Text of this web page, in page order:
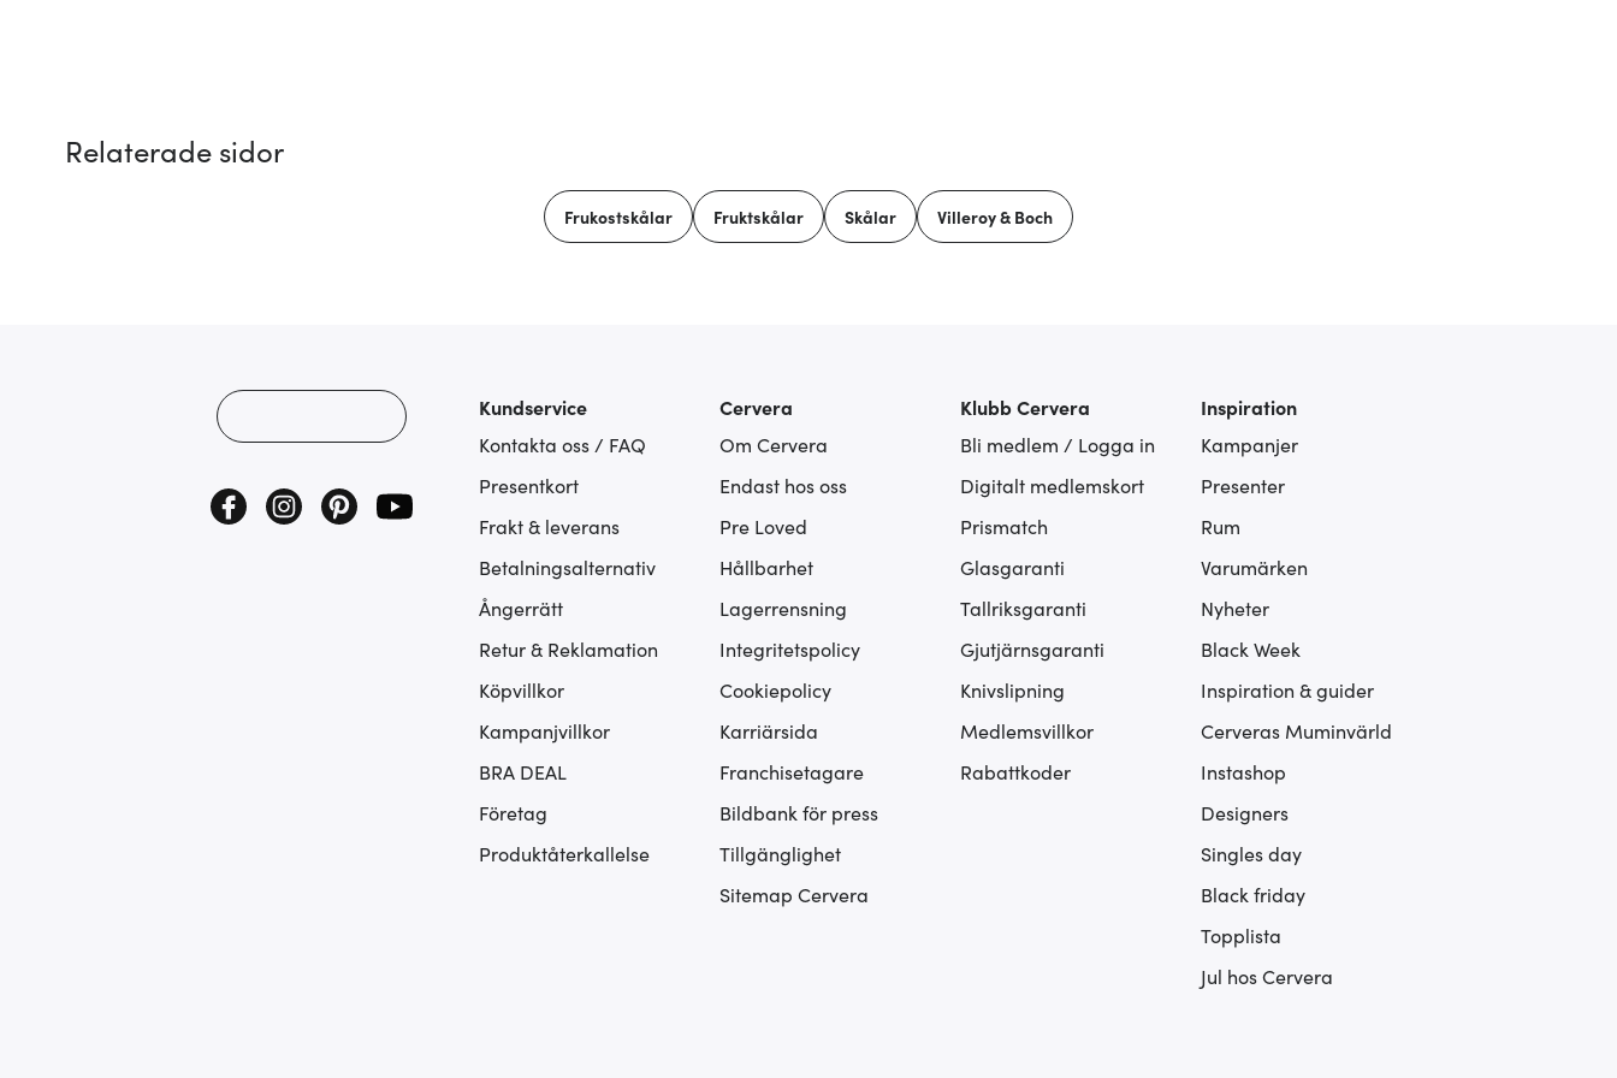
Relaterade sidor
Frukostskålar Fruktskålar Skålar Villeroy & Boch
Kundservice
Kontakta oss / FAQ
Presentkort
Frakt & leverans
Betalningsalternativ
Ångerrätt
Retur & Reklamation
Köpvillkor
Kampanjvillkor
BRA DEAL
Företag
Produktåterkallelse
Cervera
Om Cervera
Endast hos oss
Pre Loved
Hållbarhet
Lagerrensning
Integritetspolicy
Cookiepolicy
Karriärsida
Franchisetagare
Bildbank för press
Tillgänglighet
Sitemap Cervera
Klubb Cervera
Bli medlem / Logga in
Digitalt medlemskort
Prismatch
Glasgaranti
Tallriksgaranti
Gjutjärnsgaranti
Knivslipning
Medlemsvillkor
Rabattkoder
Inspiration
Kampanjer
Presenter
Rum
Varumärken
Nyheter
Black Week
Inspiration & guider
Cerveras Muminvärld
Instashop
Designers
Singles day
Black friday
Topplista
Jul hos Cervera